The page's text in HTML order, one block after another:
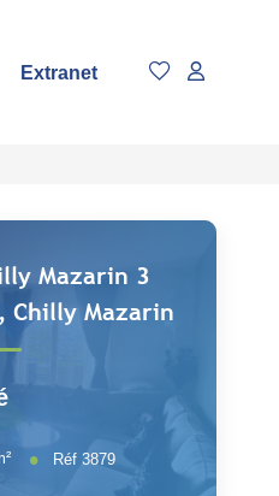
Extranet
Mazarin 3
,Chilly Mazarin
Réf 3879